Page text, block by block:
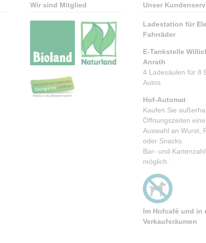
Wir sind Mitglied Unser
Ladestation für
Fahrräder
E-Tankstelle
Anrath
4 Ladesäulen für 8
Autos
Hof-Automat
Kaufen Sie
Öffnungszeiten
Auswahl an Wurst,
oder Snacks.
Bar- und
möglich.
Im Hofcafé und in
Verkaufsräumen